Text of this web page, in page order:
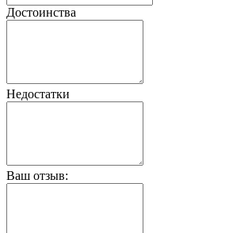
Достоинства
Недостатки
Ваш отзыв: